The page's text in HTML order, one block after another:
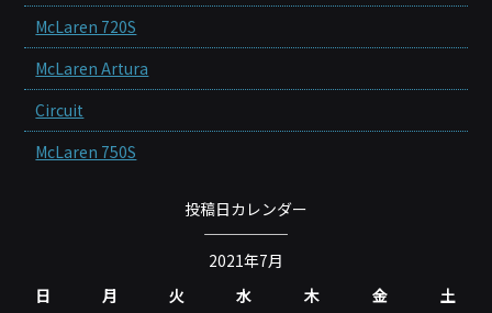
McLaren 720S
McLaren Artura
Circuit
McLaren 750S
投稿日カレンダー
2021年7月
日
月 火 水 木 金 土